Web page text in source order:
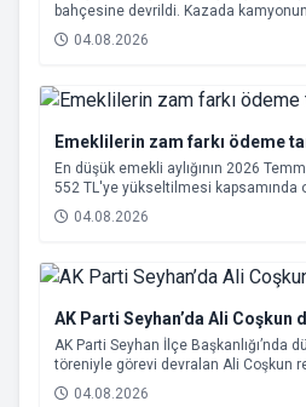
bahçesine devrildi. Kazada
annesi 65 yaşındaki kadın hayatını
04.08.2026
Emeklilerin zam farkı ödeme
En düşük emekli aylığının 2026
552 TL'ye yükseltilmesi kapsamında
Ağustos 2026 tarihinde hesaplara
04.08.2026
AK Parti Seyhan’da Ali Coşkun
AK Parti Seyhan İlçe Başkanlığı’nda
töreniyle görevi devralan Ali Coşkun
Hizmet vurgusu yapan Coşkun, “AK
metrekaresine sevdalı olmaktır” dedi.
04.08.2026